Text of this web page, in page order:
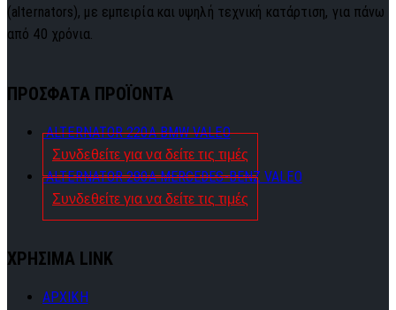
(alternators), με εμπειρία και υψηλή τεχνική κατάρτιση, για πάνω
από 40 χρόνια.
ΠΡΟΣΦΑΤΑ ΠΡΟΪΟΝΤΑ
ALTERNATOR 220A BMW VALEO
Συνδεθείτε για να δείτε τις τιμές
ALTERNATOR 280A MERCEDES-BENZ VALEO
Συνδεθείτε για να δείτε τις τιμές
ΧΡΗΣΙΜΑ LINK
ΑΡΧΙΚΗ